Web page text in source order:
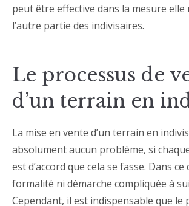
peut être effective dans la mesure elle
l’autre partie des indivisaires.
Le processus de
d’un terrain en
La mise en vente d’un terrain en
absolument aucun problème, si
est d’accord que cela se fasse. Dans ce
formalité ni démarche compliquée à
Cependant, il est indispensable que le